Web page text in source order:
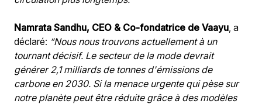
Namrata Sandhu, CEO & Co-fondatrice de Vaayu, a
déclaré: “Nous nous trouvons actuellement à un
tournant décisif. Le secteur de la mode devrait
générer 2,1 milliards de tonnes d'émissions de
carbone en 2030. Si la menace urgente qui pèse sur
notre planète peut être réduite grâce à des modèles